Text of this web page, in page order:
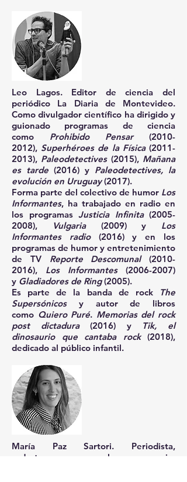
Leo Lagos. Editor de ciencia del
periódico La Diaria de Montevideo.
Como divulgador científico ha dirigido y
guionado programas de ciencia
como Prohibido Pensar
(2010-
2012), Superhéroes de la Física (2011-
2013), Paleodetectives(2015), Mañana
es tarde (2016) y Paleodetectives, la
evolución en Uruguay(2017).
Forma parte del colectivo de humor Los
Informantes, ha trabajado en radio en
los programas Justicia Infinita (2005-
2008), Vulgaria(2009) y Los
Informantes radio(2016) y en los
programas de humor y entretenimiento
de TV Reporte Descomunal
(2010-
2016), Los Informantes
(2006-2007)
y Gladiadores de Ring(2005).
Es parte de la banda de rock
The
Supersónicosy autor de libros
como Quiero Puré. Memorias del rock
post dictadura(2016) y Tik, el
dinosaurio que cantaba rock(2018),
dedicado al público infantil.
María Paz Sartori. Periodista,
redactora en el semanario